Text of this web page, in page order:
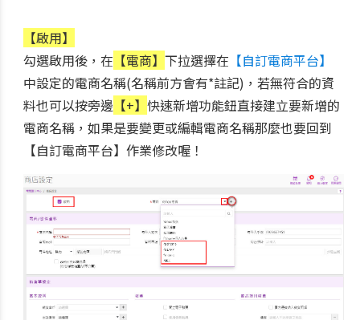
【啟用】
勾選啟用後，在 【電商】 下拉選擇在 【自訂電商平台】
中設定的電商名稱(名稱前方會有*註記)，若無符合的資
料也可以按旁邊 【+】 快速新增功能鈕直接建立要新增的
電商名稱，如果是要變更或編輯電商名稱那麼也要回到
【自訂電商平台】作業修改喔！